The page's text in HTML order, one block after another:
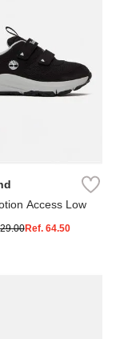
Access Low
Ref. 64.50